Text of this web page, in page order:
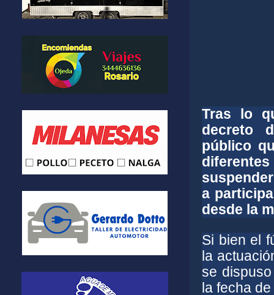
Tras lo
decreto
público
a
desde la
Si bien el
la
se
la fecha